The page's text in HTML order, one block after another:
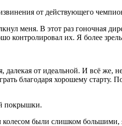
от действующего
меня. В этот раз гоночная
контролировал их. Я более
далекая от идеальной. И всё
благодаря хорошему старту.
покрышки.
были слишком большими,